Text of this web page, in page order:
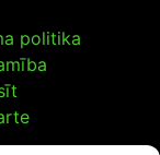
politika